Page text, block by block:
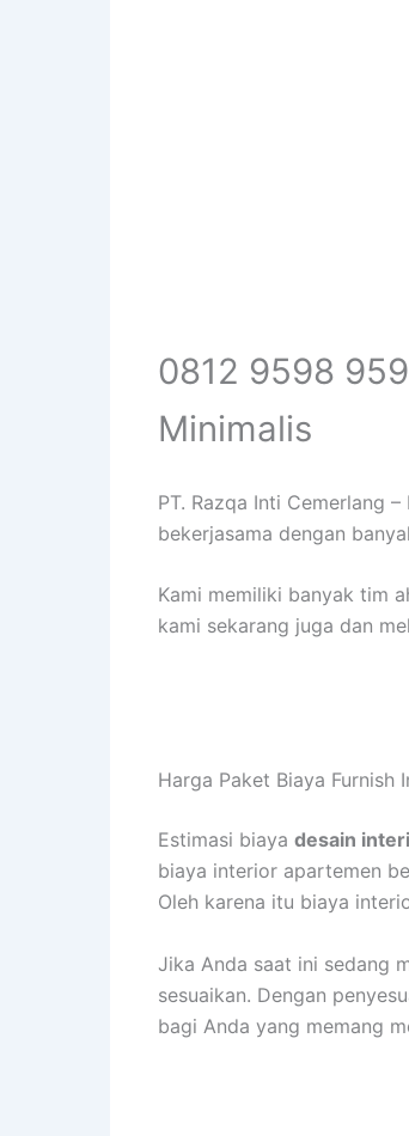
0812 9598
Minimalis
PT. Razqa Inti Cemerlang
bekerjasama dengan
Kami memiliki banyak tim
kami sekarang juga dan
Harga Paket Biaya Furnish
Estimasi biaya desain
biaya interior apartemen
Oleh karena itu biaya
Jika Anda saat ini sedang
sesuaikan. Dengan
bagi Anda yang memang